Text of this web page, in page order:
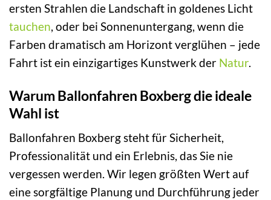
ersten Strahlen die Landschaft in goldenes Licht
tauchen, oder bei Sonnenuntergang, wenn die
Farben dramatisch am Horizont verglühen – jede
Fahrt ist ein einzigartiges Kunstwerk der Natur.
Warum Ballonfahren Boxberg die ideale
Wahl ist
Ballonfahren Boxberg steht für Sicherheit,
Professionalität und ein Erlebnis, das Sie nie
vergessen werden. Wir legen größten Wert auf
eine sorgfältige Planung und Durchführung jeder